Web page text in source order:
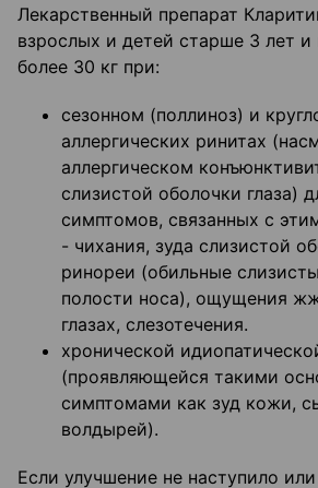
Лекарственный препарат
взрослых и детей старше 3 лет и
более 30 кг при:
сезонном (поллиноз) и
аллергических ринитах
аллергическом
слизистой оболочки глаза)
симптомов, связанных с
- чихания, зуда слизистой
ринореи (обильные
полости носа), ощущения
глазах, слезотечения.
хронической
(проявляющейся такими
симптомами как зуд кожи,
волдырей).
Если улучшение не наступило